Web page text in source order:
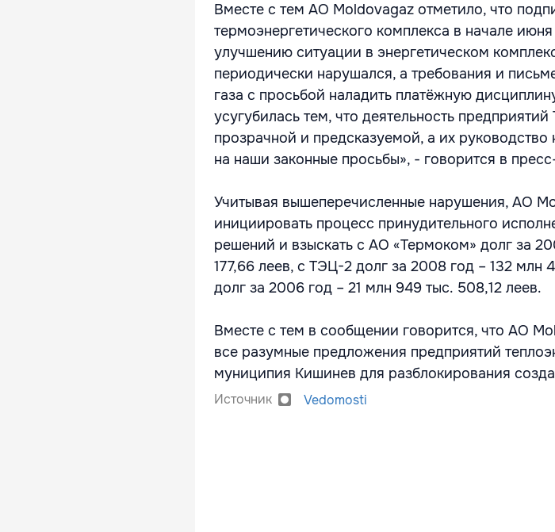
Вместе с тем АО Moldovagaz отметило, что
термоэнергетического комплекса в начале
улучшению ситуации в энергетическом
периодически нарушался, а требования и
газа с просьбой наладить платёжную
усугубилась тем, что деятельность
прозрачной и предсказуемой, а их
на наши законные просьбы», - говорится в
Учитывая вышеперечисленные нарушения, АО
инициировать процесс принудительного
решений и взыскать с АО «Термоком» долг за
177,66 леев, с ТЭЦ-2 долг за 2008 год – 132 млн
долг за 2006 год – 21 млн 949 тыс. 508,12 леев.
Вместе с тем в сообщении говорится, что АО
все разумные предложения предприятий
муниципия Кишинев для разблокирования
Источник Vedomosti